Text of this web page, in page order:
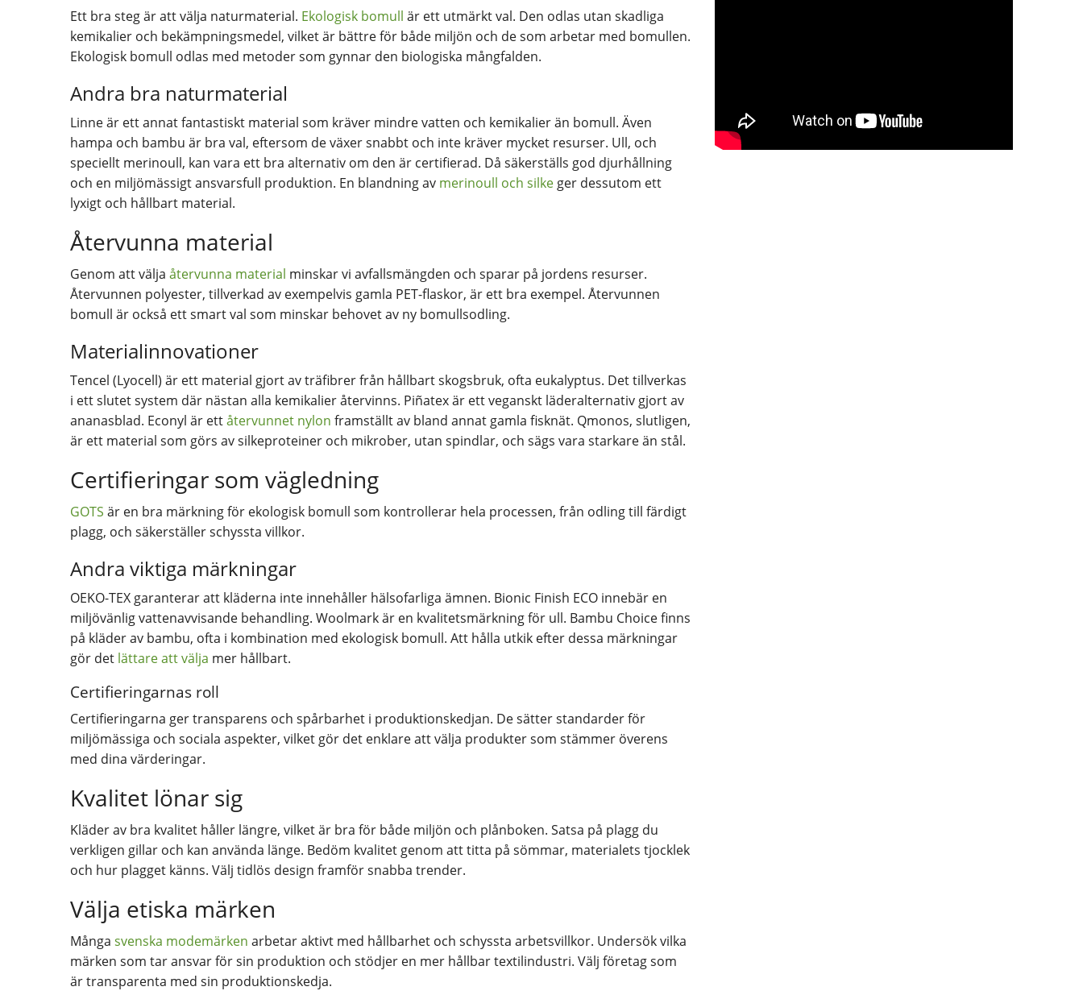
Ett bra steg är att välja naturmaterial. Ekologisk bomull är ett utmärkt val. Den odlas utan skadliga
kemikalier och bekämpningsmedel, vilket är bättre för både miljön och de som arbetar med bomullen.
Ekologisk bomull odlas med metoder som gynnar den biologiska mångfalden.
Andra bra naturmaterial
Linne är ett annat fantastiskt material som kräver mindre vatten och kemikalier än bomull. Även
hampa och bambu är bra val, eftersom de växer snabbt och inte kräver mycket resurser. Ull, och
speciellt merinoull, kan vara ett bra alternativ om den är certifierad. Då säkerställs god djurhållning
och en miljömässigt ansvarsfull produktion. En blandning av merinoull och silke ger dessutom ett
lyxigt och hållbart material.
Återvunna material
Genom att välja återvunna material minskar vi avfallsmängden och sparar på jordens resurser.
Återvunnen polyester, tillverkad av exempelvis gamla PET-flaskor, är ett bra exempel. Återvunnen
bomull är också ett smart val som minskar behovet av ny bomullsodling.
Materialinnovationer
Tencel (Lyocell) är ett material gjort av träfibrer från hållbart skogsbruk, ofta eukalyptus. Det tillverkas
i ett slutet system där nästan alla kemikalier återvinns. Piñatex är ett veganskt läderalternativ gjort av
ananasblad. Econyl är ettåtervunnet nylon framställt av bland annat gamla fisknät. Qmonos, slutligen,
är ett material som görs av silkeproteiner och mikrober, utan spindlar, och sägs vara starkare än stål.
Certifieringar som vägledning
GOTS är en bra märkning för ekologisk bomull som kontrollerar hela processen, från odling till färdigt
plagg, och säkerställer schyssta villkor.
Andra viktiga märkningar
OEKO-TEX garanterar att kläderna inte innehåller hälsofarliga ämnen. Bionic Finish ECO innebär en
miljövänlig vattenavvisande behandling. Woolmark är en kvalitetsmärkning för ull. Bambu Choice finns
på kläder av bambu, ofta i kombination med ekologisk bomull. Att hålla utkik efter dessa märkningar
gör det lättare att välja mer hållbart.
Certifieringarnas roll
Certifieringarna ger transparens och spårbarhet i produktionskedjan. De sätter standarder för
miljömässiga och sociala aspekter, vilket gör det enklare att välja produkter som stämmer överens
med dina värderingar.
Kvalitet lönar sig
Kläder av bra kvalitet håller längre, vilket är bra för både miljön och plånboken. Satsa på plagg du
verkligen gillar och kan använda länge. Bedöm kvalitet genom att titta på sömmar, materialets tjocklek
och hur plagget känns. Välj tidlös design framför snabba trender.
Välja etiska märken
Många svenska modemärken arbetar aktivt med hållbarhet och schyssta arbetsvillkor. Undersök vilka
märken som tar ansvar för sin produktion och stödjer en mer hållbar textilindustri. Välj företag som
är transparenta med sin produktionskedja.